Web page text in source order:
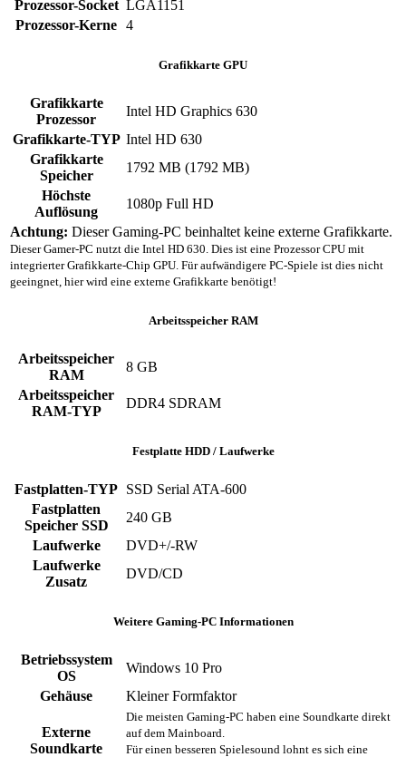
Prozessor-Socket LGA1151
Prozessor-Kerne 4
Grafikkarte GPU
Grafikkarte
Prozessor
Intel HD Graphics 630
Grafikkarte-TYP Intel HD 630
Grafikkarte
Speicher
1792 MB (1792 MB)
Höchste
Auflösung
1080p Full HD
Achtung: Dieser Gaming-PC beinhaltet keine externe Grafikkarte.
Dieser Gamer-PC nutzt die Intel HD 630. Dies ist eine Prozessor CPU mit
integrierter Grafikkarte-Chip GPU. Für aufwändigere PC-Spiele ist dies nicht
geeingnet, hier wird eine externe Grafikkarte benötigt!
Arbeitsspeicher RAM
Arbeitsspeicher
RAM
8 GB
Arbeitsspeicher
RAM-TYP
DDR4 SDRAM
Festplatte HDD / Laufwerke
Fastplatten-TYP SSD Serial ATA-600
Fastplatten
Speicher SSD
240 GB
Laufwerke
DVD+/-RW
Laufwerke
Zusatz
DVD/CD
Weitere Gaming-PC Informationen
Betriebssystem
OS
Windows 10 Pro
Gehäuse
Kleiner Formfaktor
Externe
Soundkarte
Die meisten Gaming-PC haben eine Soundkarte direkt
auf dem Mainboard.
Für einen besseren Spielesound lohnt es sich eine